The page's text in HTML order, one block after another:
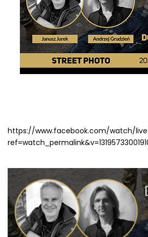
https://www.facebook.com/watch/